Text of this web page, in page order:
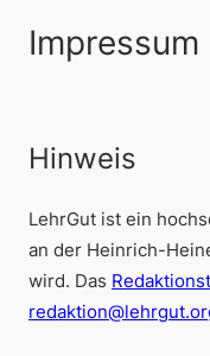
Hinweis
LehrGut ist ein
an der Heinrich-
wird. Das